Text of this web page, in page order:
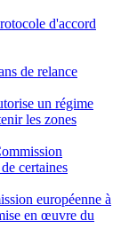
d'accord
de relance
un régime
les zones
certaines
européenne à
en œuvre du